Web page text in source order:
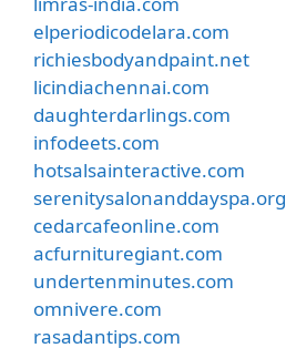
elperiodicodelara.com
richiesbodyandpaint.net
licindiachennai.com
daughterdarlings.com
infodeets.com
hotsalsainteractive.com
serenitysalonanddayspa.org
cedarcafeonline.com
acfurnituregiant.com
undertenminutes.com
omnivere.com
rasadantips.com